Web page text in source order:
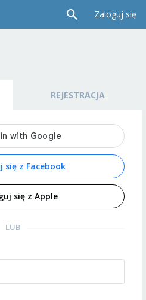
Zaloguj się
REJESTRACJA
się z Facebook
się z Apple
LUB